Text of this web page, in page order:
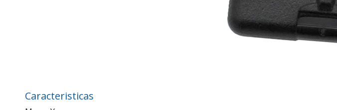
Caracteristicas